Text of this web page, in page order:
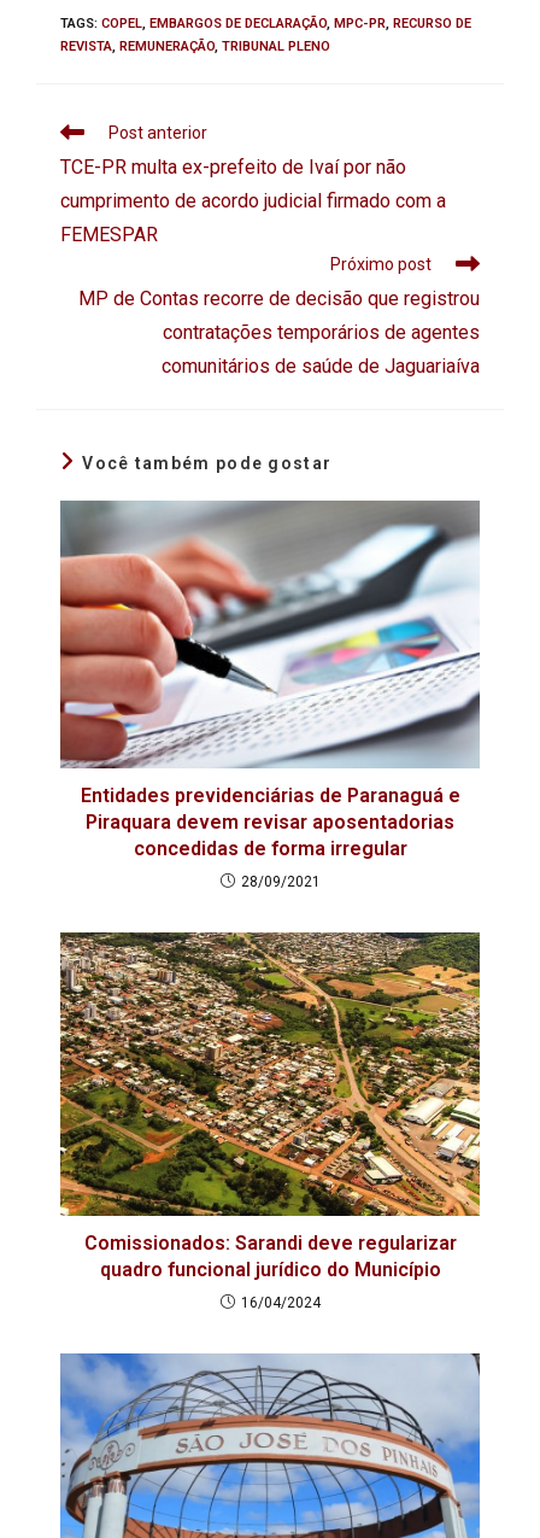
TAGS: COPEL, EMBARGOS DE DECLARAÇÃO, MPC-PR, RECURSO DE
REVISTA, REMUNERAÇÃO, TRIBUNAL PLENO
Post anterior
TCE-PR multa ex-prefeito de Ivaí por não
cumprimento de acordo judicial firmado com a
FEMESPAR
Próximo post
MP de Contas recorre de decisão que registrou
contratações temporários de agentes
comunitários de saúde de Jaguariaíva
Você também pode gostar
Entidades previdenciárias de Paranaguá e
Piraquara devem revisar aposentadorias
concedidas de forma irregular
28/09/2021
Comissionados: Sarandi deve regularizar
quadro funcional jurídico do Município
16/04/2024